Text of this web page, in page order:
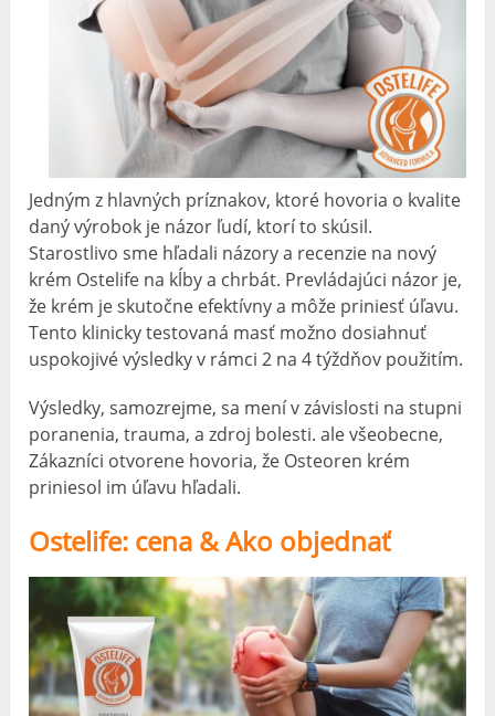
Jedným z hlavných príznakov, ktoré hovoria o kvalite
daný výrobok je názor ľudí, ktorí to skúsil.
Starostlivo sme hľadali názory a recenzie na nový
krém Ostelife na kĺby a chrbát. Prevládajúci názor je,
že krém je skutočne efektívny a môže priniesť úľavu.
Tento klinicky testovaná masť možno dosiahnuť
uspokojivé výsledky v rámci 2 na 4 týždňov použitím.
Výsledky, samozrejme, sa mení v závislosti na stupni
poranenia, trauma, a zdroj bolesti. ale všeobecne,
Zákazníci otvorene hovoria, že Osteoren krém
priniesol im úľavu hľadali.
Ostelife: cena & Ako objednať